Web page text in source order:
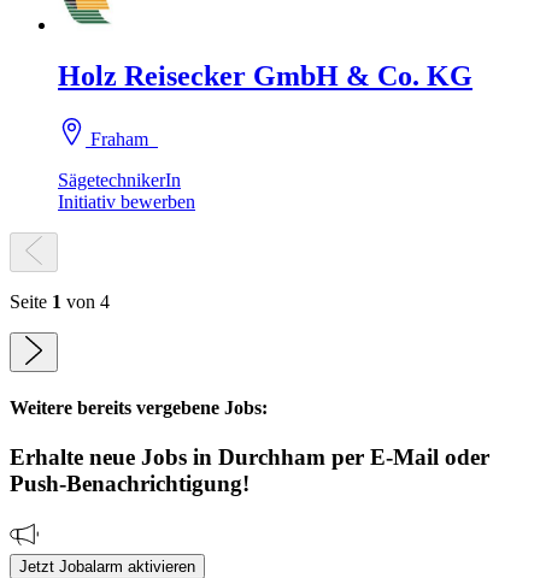
Holz Reisecker GmbH & Co. KG
Fraham
SägetechnikerIn
Initiativ bewerben
Seite 1 von 4
Weitere bereits vergebene Jobs:
Erhalte neue Jobs in Durchham per E-Mail oder
Push-Benachrichtigung!
Jetzt Jobalarm aktivieren